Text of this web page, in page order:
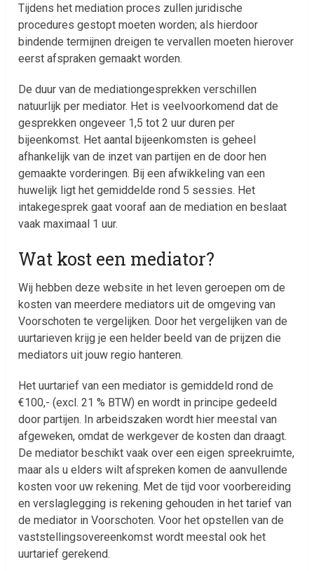
Tijdens het mediation proces zullen juridische
procedures gestopt moeten worden; als hierdoor
bindende termijnen dreigen te vervallen moeten hierover
eerst afspraken gemaakt worden.
De duur van de mediationgesprekken verschillen
natuurlijk per mediator. Het is veelvoorkomend dat de
gesprekken ongeveer 1,5 tot 2 uur duren per
bijeenkomst. Het aantal bijeenkomsten is geheel
afhankelijk van de inzet van partijen en de door hen
gemaakte vorderingen. Bij een afwikkeling van een
huwelijk ligt het gemiddelde rond 5 sessies. Het
intakegesprek gaat vooraf aan de mediation en beslaat
vaak maximaal 1 uur.
Wat kost een mediator?
Wij hebben deze website in het leven geroepen om de
kosten van meerdere mediators uit de omgeving van
Voorschoten te vergelijken. Door het vergelijken van de
uurtarieven krijg je een helder beeld van de prijzen die
mediators uit jouw regio hanteren.
Het uurtarief van een mediator is gemiddeld rond de
€100,- (excl. 21 % BTW) en wordt in principe gedeeld
door partijen. In arbeidszaken wordt hier meestal van
afgeweken, omdat de werkgever de kosten dan draagt.
De mediator beschikt vaak over een eigen spreekruimte,
maar als u elders wilt afspreken komen de aanvullende
kosten voor uw rekening. Met de tijd voor voorbereiding
en verslaglegging is rekening gehouden in het tarief van
de mediator in Voorschoten. Voor het opstellen van de
vaststellingsovereenkomst wordt meestal ook het
uurtarief gerekend.